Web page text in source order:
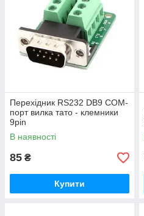
Перехідник RS232 DB9 COM-
порт вилка тато - клемники
9pin
В наявності
85 ₴
Купити